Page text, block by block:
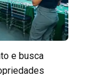
e busca